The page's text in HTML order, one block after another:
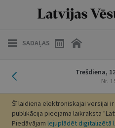
SADAĻAS
Iepriekšējais laidiensTrešdiena,
Nr.
Šī laidiena elektroniskajai versijai
publikācija pieejama laikraksta
Piedāvājam lejuplādēt digitalizētā